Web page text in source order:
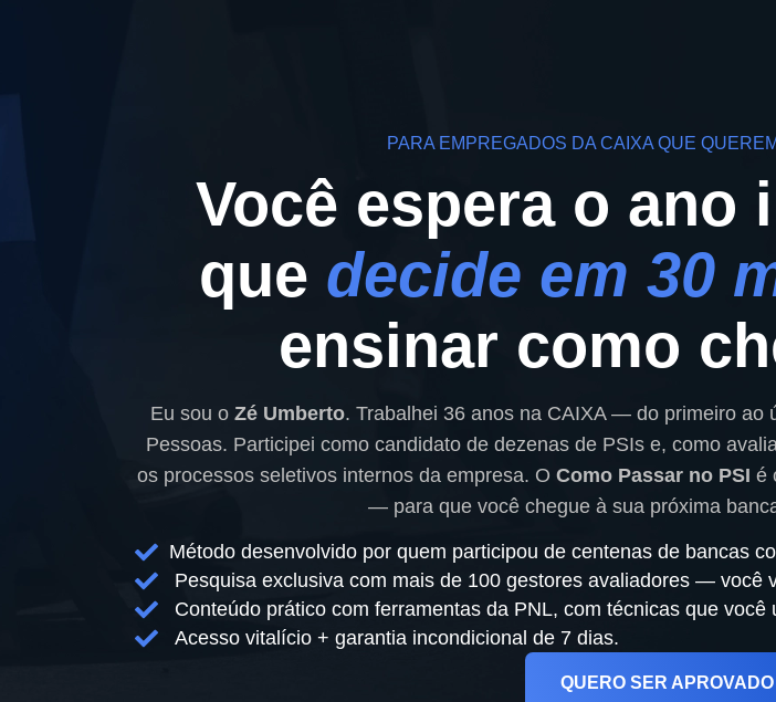
PARA EMPREGADOS DA CAIXA QUE
Você espera o ano
que decide em 30
ensinar como
Eu sou o Zé Umberto. Trabalhei 36 anos na CAIXA — do primeiro ao
Pessoas. Participei como candidato de dezenas de PSIs e, como
os processos seletivos internos da empresa. O Como Passar no PSI é
— para que você chegue à sua próxima
Método desenvolvido por quem participou de centenas de bancas
Pesquisa exclusiva com mais de 100 gestores avaliadores — você
Conteúdo prático com ferramentas da PNL, com técnicas que você
Acesso vitalício + garantia incondicional de 7 dias.
QUERO SER APROVADO